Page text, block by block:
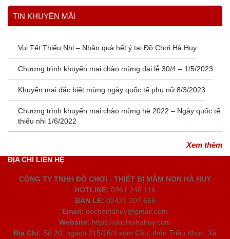
Xem thêm
TIN KHUYẾN MÃI
Vui Tết Thiếu Nhi – Nhận quà hết ý tại Đồ Chơi Hà Huy
Chương trình khuyến mại chào mừng đại lễ 30/4 – 1/5/2023
Khuyến mại đặc biệt mừng ngày quốc tế phụ nữ 8/3/2023
Chương trình khuyến mại chào mừng hè 2022 – Ngày quốc tế
thiếu nhi 1/6/2022
Xem thêm
ĐỊA CHỈ LIÊN HỆ
CÔNG TY TNHH ĐỒ CHƠI - THIẾT BỊ MẦM NON HÀ HUY
HOTLINE: 0961.246.116
BÁN LẺ: 02421.207.666
Email: dochoihahuy@gmail.com
Website: https://dochoihahuy.com
Địa Chỉ: Số 20, ngách 215/16/1 xóm Cầu, thôn Triều Khúc, Xã